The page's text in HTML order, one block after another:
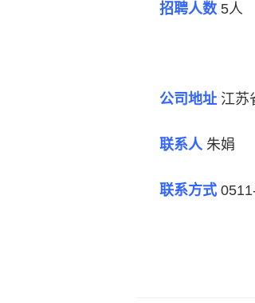
招聘人数 5人
公司地址 江苏
联系人 朱娟
联系方式